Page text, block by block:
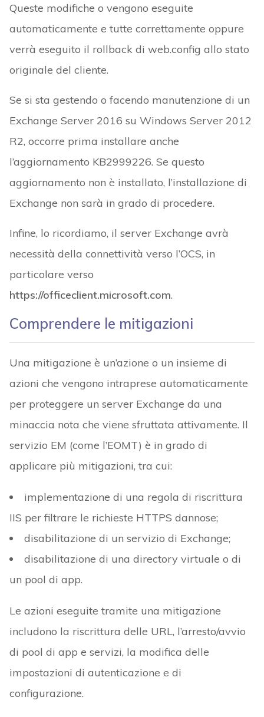
Queste modifiche o vengono eseguite
automaticamente e tutte correttamente oppure
verrà eseguito il rollback di web.config allo stato
originale del cliente.
Se si sta gestendo o facendo manutenzione di un
Exchange Server 2016 su Windows Server 2012
R2, occorre prima installare anche
l’aggiornamento KB2999226. Se questo
aggiornamento non è installato, l’installazione di
Exchange non sarà in grado di procedere.
Infine, lo ricordiamo, il server Exchange avrà
necessità della connettività verso l’OCS, in
particolare verso
https://officeclient.microsoft.com.
Comprendere le mitigazioni
Una mitigazione è un’azione o un insieme di
azioni che vengono intraprese automaticamente
per proteggere un server Exchange da una
minaccia nota che viene sfruttata attivamente. Il
servizio EM (come l’EOMT) è in grado di
applicare più mitigazioni, tra cui:
implementazione di una regola di riscrittura
IIS per filtrare le richieste HTTPS dannose;
disabilitazione di un servizio di Exchange;
disabilitazione di una directory virtuale o di
un pool di app.
Le azioni eseguite tramite una mitigazione
includono la riscrittura delle URL, l’arresto/avvio
di pool di app e servizi, la modifica delle
impostazioni di autenticazione e di
configurazione.